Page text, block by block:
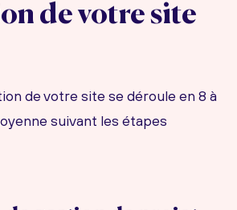
de votre site
de votre site se déroule en 8 à
suivant les étapes